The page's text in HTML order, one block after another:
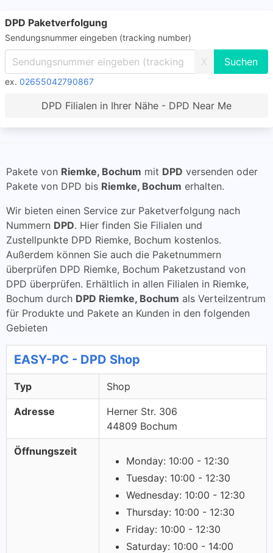
DPD Paketverfolgung
Sendungsnummer eingeben (tracking number)
X
ex. 02655042790867
DPD Filialen in Ihrer Nähe - DPD Near Me
Pakete von Riemke, Bochum mit DPD versenden oder
Pakete von DPD bis Riemke, Bochum erhalten.
Wir bieten einen Service zur Paketverfolgung nach
Nummern DPD. Hier finden Sie Filialen und
Zustellpunkte DPD Riemke, Bochum kostenlos.
Außerdem können Sie auch die Paketnummern
überprüfen DPD Riemke, Bochum Paketzustand von
DPD überprüfen. Erhältlich in allen Filialen in Riemke,
Bochum durch DPD Riemke, Bochum als Verteilzentrum
für Produkte und Pakete an Kunden in den folgenden
Gebieten
EASY-PC - DPD Shop
Typ Shop
Adresse
Herner Str. 306
44809 Bochum
Öffnungszeit
Monday: 10:00 - 12:30
Tuesday: 10:00 - 12:30
Wednesday: 10:00 - 12:30
Thursday: 10:00 - 12:30
Friday: 10:00 - 12:30
Saturday: 10:00 - 14:00